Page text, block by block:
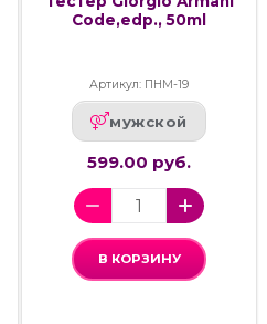
Code,edp., 50ml
Артикул: ПНМ-19
мужской
599.00 руб.
В КОРЗИНУ